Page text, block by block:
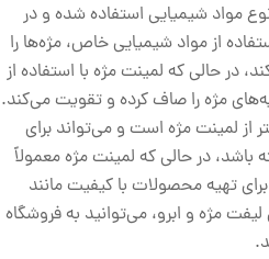
مواد شیمیایی استفاده شده و در
از مواد شیمیایی خاص، مژه‌ها را
در حالی که لمینت مژه با استفاده از
مژه را صاف کرده و تقویت می‌کند.
از لمینت مژه است و می‌تواند برای
داشته باشد، در حالی که لمینت مژه معمولاً
دارد. برای تهیه محصولات با کیفیت مانند
مژه و ابرو، می‌توانید به فروشگاه